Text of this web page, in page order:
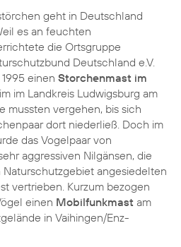
geht in Deutschland
es an feuchten
die Ortsgruppe
Deutschland e.V.
einen Storchenmast im
im Landkreis Ludwigsburg am
mussten vergehen, bis sich
dort niederließ. Doch im
das Vogelpaar von
aggressiven Nilgänsen, die
angesiedelten
vertrieben. Kurzum bezogen
einen Mobilfunkmast am
in Vaihingen/Enz-